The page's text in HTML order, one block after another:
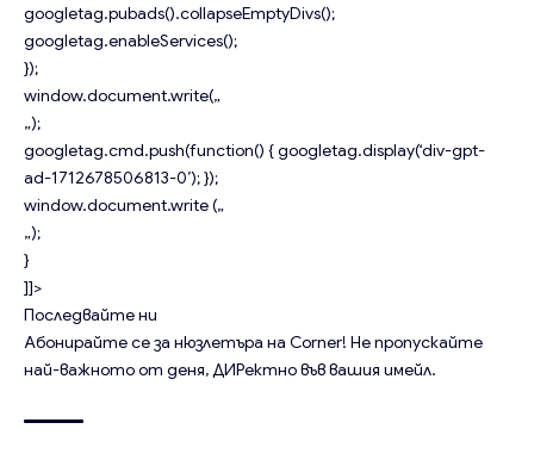
googletag.pubads().collapseEmptyDivs();
googletag.enableServices();
});
window.document.write(„
„);
googletag.cmd.push(function() { googletag.display(‘div-gpt-
ad-1712678506813-0’); });
window.document.write („
„);
}
]]>
Последвайте ни
Абонирайте се за нюзлетъра на Corner! Не пропускайте
най-важното от деня, ДИРектно във вашия имейл.